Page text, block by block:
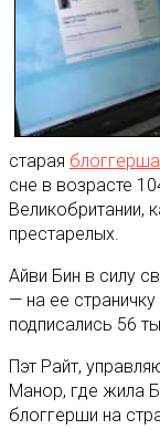
старая блоггерша
сне в возрасте
Великобритании,
престарелых.
Айви Бин в силу
— на ее
подписались 56
Пэт Райт,
Манор, где жила
блоггерши на